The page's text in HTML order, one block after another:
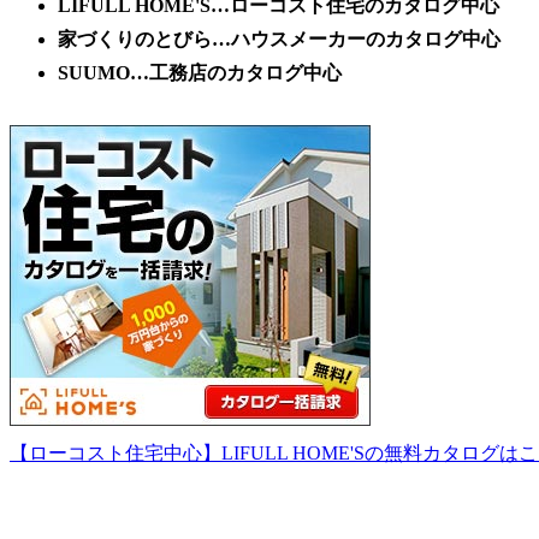
LIFULL HOME'S…ローコスト住宅のカタログ中心
家づくりのとびら…ハウスメーカーのカタログ中心
SUUMO…工務店のカタログ中心
【ローコスト住宅中心】LIFULL HOME'Sの無料カタログは